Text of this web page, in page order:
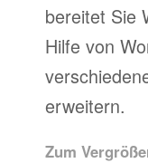
bereitet Sie
Hilfe von
erweitern.
Zum